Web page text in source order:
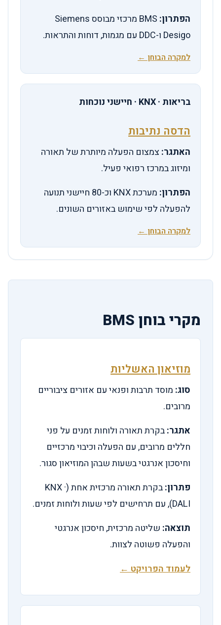
הפתרון:
BMS מרכזי מבוסס Siemens
Desigo ו-DDC עם מגמות, דוחות והתראות.
למקרה הבוחן ←
בריאות · KNX · חיישני נוכחות
הדסה נתיבות
האתגר:צמצום הפעלה מיותרת של תאורה
ומיזוג במרכז רפואי פעיל.
הפתרון:
מערכת KNX וכ-80 חיישני תנועה
להפעלה לפי שימוש באזורים השונים.
למקרה הבוחן ←
מקרי בוחן BMS
מוזיאון האשליות
סוג: מוסד תרבות ופנאי עם אזורים ציבוריים
מרובים.
אתגר:בקרת תאורה ולוחות זמנים על פני
חללים מרובים, עם הפעלה וכיבוי מרכזיים
וחיסכון אנרגטי בשעות שבהן המוזיאון סגור.
פתרון:
בקרת תאורה מרכזית אחת (KNX ·
DALI), עם תרחישים לפי שעות ולוחות זמנים.
תוצאה: שליטה מרכזית, חיסכון אנרגטי
והפעלה פשוטה לצוות.
לעמוד הפרויקט ←